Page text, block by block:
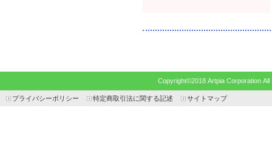
Copyright©2018 Artpia Corporation
プライバシーポリシー 特定商取引法に関する記述 サイトマップ